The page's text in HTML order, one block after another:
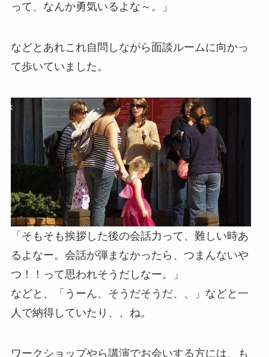
って、なんか勇気いるよな～。」
などとあれこれ自問しながら面談ルームに向かっ
て歩いていました。
「そもそも挨拶した後の会話力って、難しい時あ
るよなー。会話が弾まなかったら、つまんないや
つ！！って思われそうだしなー。」
などと、「うーん、そうだそうだ、、」などと一
人で納得していたり、、ね。
ワークショップやら講演でお会いする方には、も